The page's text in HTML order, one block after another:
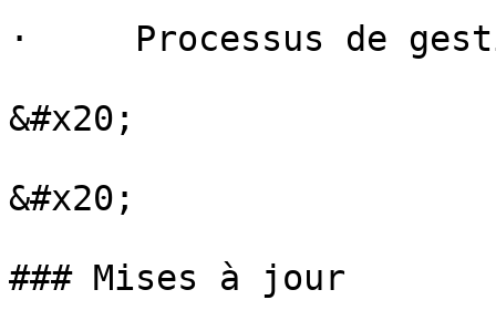
·     Processus de
&#x20;
&#x20;
### Mises à jour